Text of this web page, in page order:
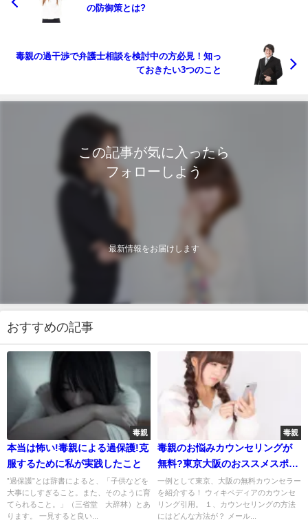
の防御策とは?
毒親の過干渉で弁護士相談を検討中の方必見！知っ
ておきたい3つのこと
この記事が気に入ったら
フォローしよう
最新情報をお届けします
おすすめの記事
毒親
本当は怖い!毒親による過保護!克
服するために私が実践したこと
‟過保護”とは辞書によると、「子供などを
大事にしすぎること。また、そのように育
てられること。」（三省堂 大辞林）とあ
ります。 一見すると良い...
毒親
毒親のお悩みカウンセリングが
無料?東京大阪のおススメスポッ
ト3選
一例として東京、大阪の無料カウンセラー
を紹介する！ ウィキペディアのカウンセ
リング引用。 １、カウンセリングの方法
にはどんな方法が？ メール...